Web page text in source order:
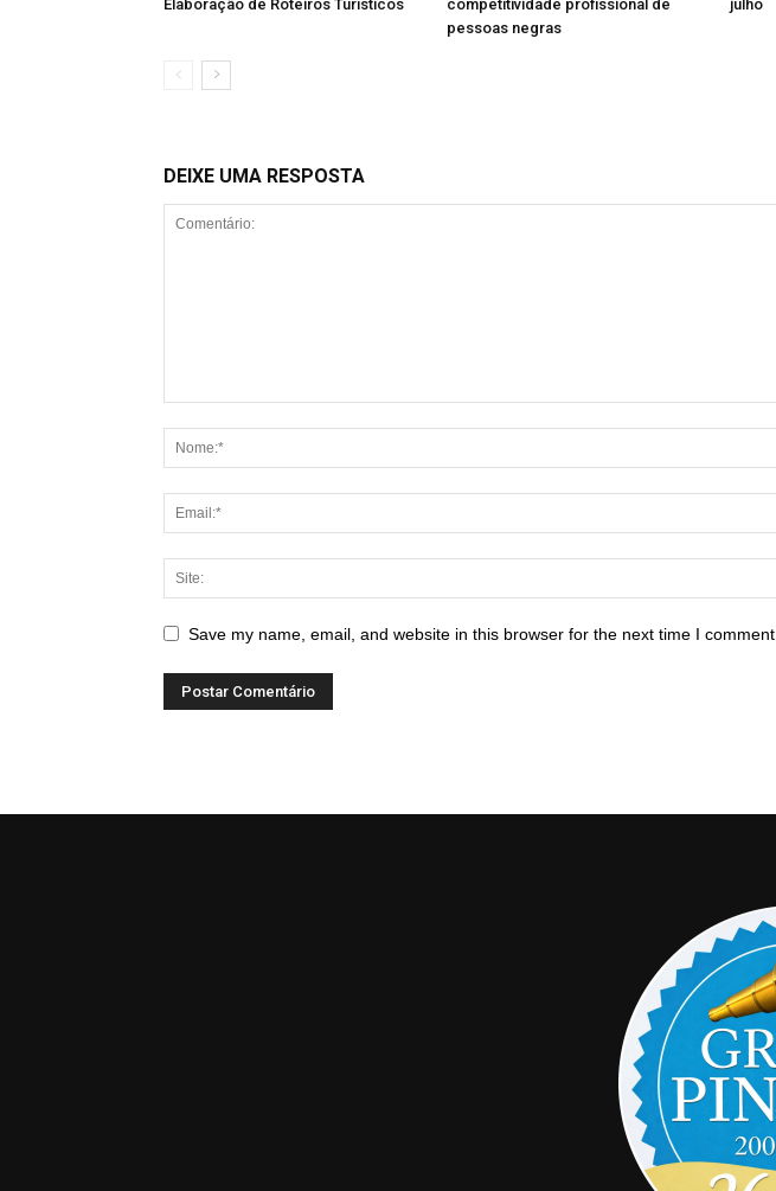
Elaboração de Roteiros Turísticos
competitividade profissional de
pessoas negras
julho
DEIXE UMA RESPOSTA
Save my name, email, and website in this browser for the next time I comment.